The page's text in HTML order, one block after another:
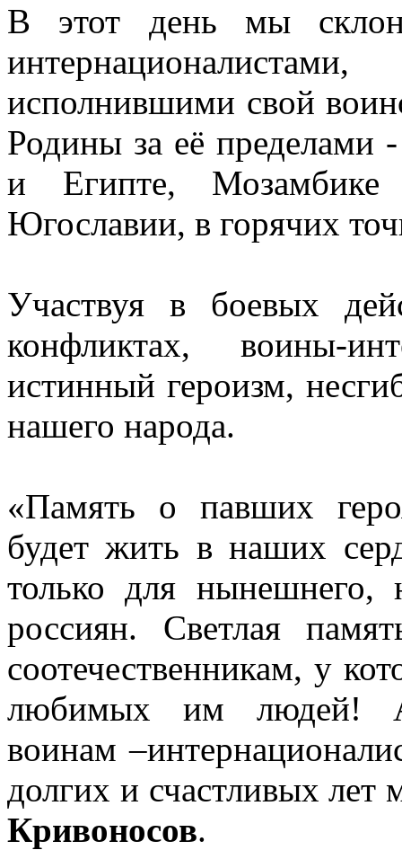
В этот день мы
исполнившими свой
Родины за её пределами
и Египте,
Югославии, в горячих
Участвуя в боевых
конфликтах, воины-
истинный героизм,
нашего народа.
«Память о павших
будет жить в наших
только для
россиян. Светлая
соотечественникам, у
любимых им людей! А
воинам
долгих и счастливых
Кривоносов.